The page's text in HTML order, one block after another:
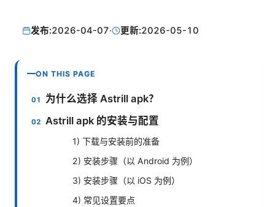
发布:2026-04-07· 更新:2026-05-10
ON THIS PAGE
为什么选择 Astrill apk？
Astrill apk 的安装与配置
1) 下载与安装前的准备
2) 安装步骤（以 Android 为例）
3) 安装步骤（以 iOS 为例）
4) 常见设置要点